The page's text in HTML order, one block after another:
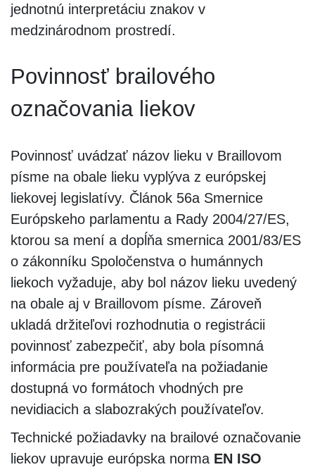
jednotnú interpretáciu znakov v
medzinárodnom prostredí.
Povinnosť brailového
označovania liekov
Povinnosť uvádzať názov lieku v Braillovom
písme na obale lieku vyplýva z európskej
liekovej legislatívy. Článok 56a Smernice
Európskeho parlamentu a Rady 2004/27/ES,
ktorou sa mení a dopĺňa smernica 2001/83/ES
o zákonníku Spoločenstva o humánnych
liekoch vyžaduje, aby bol názov lieku uvedený
na obale aj v Braillovom písme. Zároveň
ukladá držiteľovi rozhodnutia o registrácii
povinnosť zabezpečiť, aby bola písomná
informácia pre používateľa na požiadanie
dostupná vo formátoch vhodných pre
nevidiacich a slabozrakých používateľov.
Technické požiadavky na brailové označovanie
liekov upravuje európska norma EN ISO